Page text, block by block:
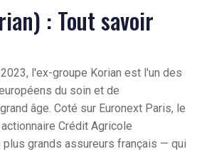
: Tout savoir
l'ex-groupe Korian est l'un des
du soin et de
âge. Coté sur Euronext Paris, le
Crédit Agricole
grands assureurs français — qui